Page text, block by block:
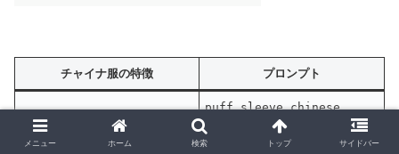
チャイナ服の特徴 プロンプト
レース袖×刺繍帯のパフスリーブ
チャイナ
puff sleeve chinese
dress with lace sleeves
and embroidered sash,
メニュー ホーム 検索 トップ サイドバー